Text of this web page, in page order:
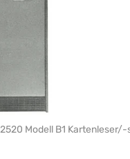
Modell B1